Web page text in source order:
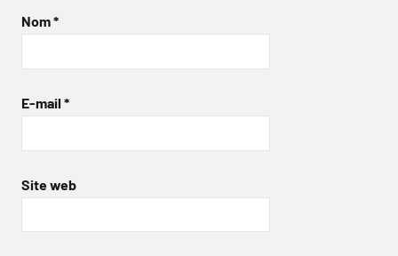
Nom*
E-mail *
Site web